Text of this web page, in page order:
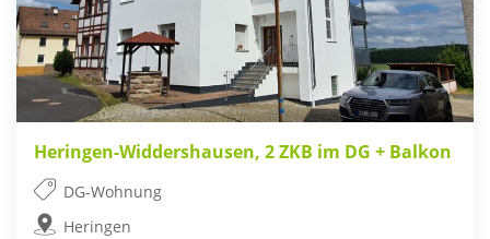
Heringen-Widdershausen, 2 ZKB im DG + Balkon
DG-Wohnung
Heringen